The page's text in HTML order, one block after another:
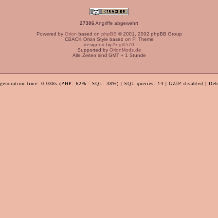
27306 Angriffe abgewehrt
Powered by Orion based on phpBB © 2001, 2002 phpBB Group
CBACK Orion Style based on FI Theme
:-: designed byAngi0570 :-:
Supported by OrionMods.de
Alle Zeiten sind GMT + 1 Stunde
time: 0.038s (PHP: 62% - SQL: 38%) | SQL queries: 14 | GZIP disabled |